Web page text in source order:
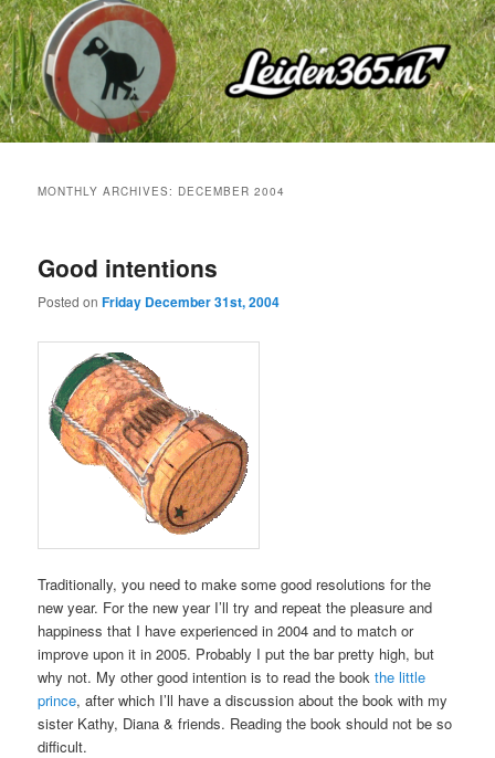
Skip
to
primary
content
Skip
to
secondary
content
MONTHLY ARCHIVES: DECEMBER 2004
Good intentions
Posted onFriday December 31st, 2004
Traditionally, you need to make some good resolutions for the
new year. For the new year I’ll try and repeat the pleasure and
happiness that I have experienced in 2004 and to match or
improve upon it in 2005. Probably I put the bar pretty high, but
why not. My other good intention is to read the bookthe little
prince, after which I’ll have a discussion about the book with my
sister Kathy, Diana & friends. Reading the book should not be so
difficult.